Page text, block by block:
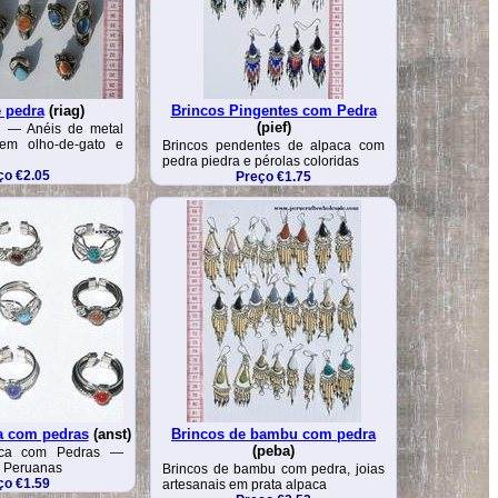
pedra(riag)
— Anéis de metal
olho-de-gato e
€2.05
Brincos Pingentes com Pedra
(pief)
Brincos pendentes de alpaca com
pedra piedra e pérolas coloridas
Preço €1.75
com pedras(anst)
com Pedras —
Peruanas
€1.59
Brincos de bambu com pedra
(peba)
Brincos de bambu com pedra, joias
artesanais em prata alpaca